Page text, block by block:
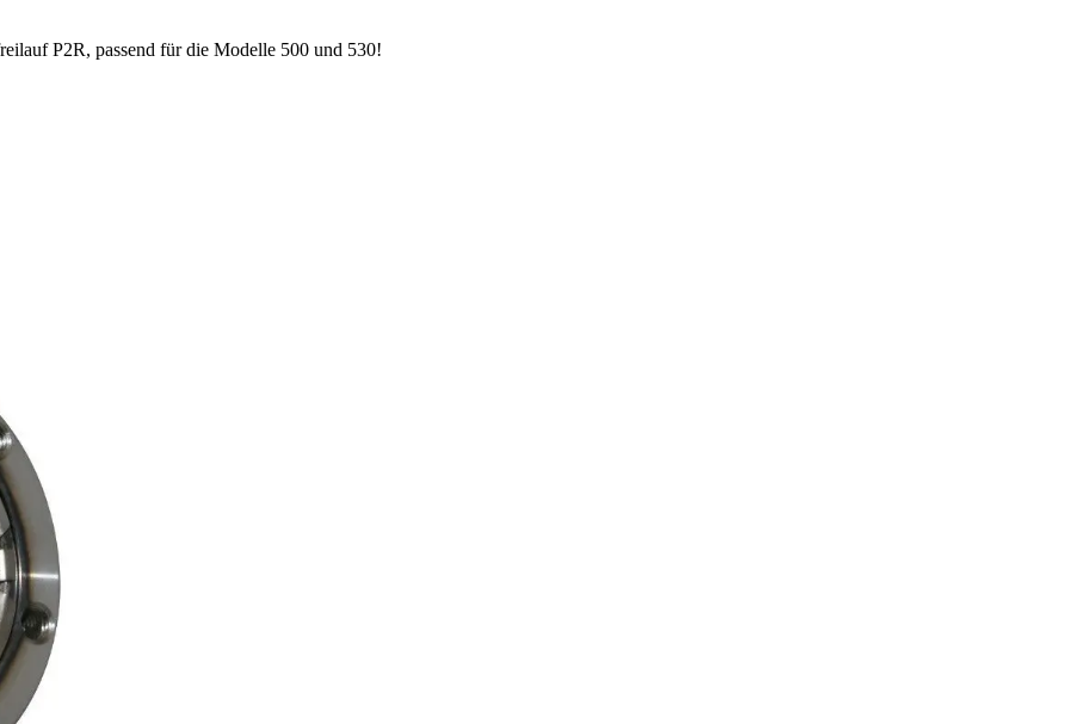
P2R, passend für die Modelle 500 und 530!